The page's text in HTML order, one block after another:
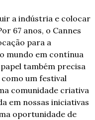
a indústria e colocar
67 anos, o Cannes
para a
mundo em contínua
também precisa
um festival
comunidade criativa
em nossas iniciativas
oportunidade de